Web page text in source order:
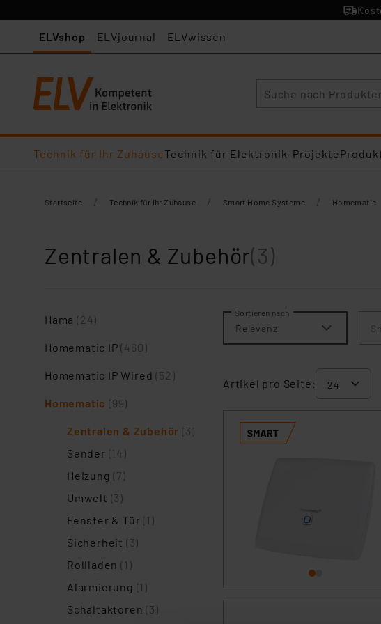
ELVshop ELVjournal ELVwissen
Technik für Ihr ZuhauseTechnik für Elektronik-Projekte
Startseite / Technik für Ihr Zuhause / Smart Home Systeme / Homematic
Zentralen & Zubehör(3)
Hama (24)
Homematic IP(460)
Homematic IP Wired(52)
Homematic (99)
Zentralen & Zubehör (3)
Sender (14)
Heizung(7)
Umwelt (3)
Fenster & Tür(1)
Sicherheit (3)
Rollladen (1)
Alarmierung (1)
Schaltaktoren(3)
Sortieren nach
Relevanz
Artikel pro Seite: